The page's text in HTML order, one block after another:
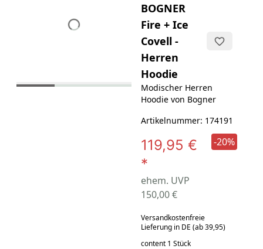
BOGNER
Fire + Ice
Covell -
Herren
Hoodie
Modischer Herren
Hoodie von Bogner
Artikelnummer: 174191
119,95 €
*
ehem. UVP
150,00 €
-20%
Versandkostenfreie
Lieferung in DE (ab 39,95)
content 1 Stück